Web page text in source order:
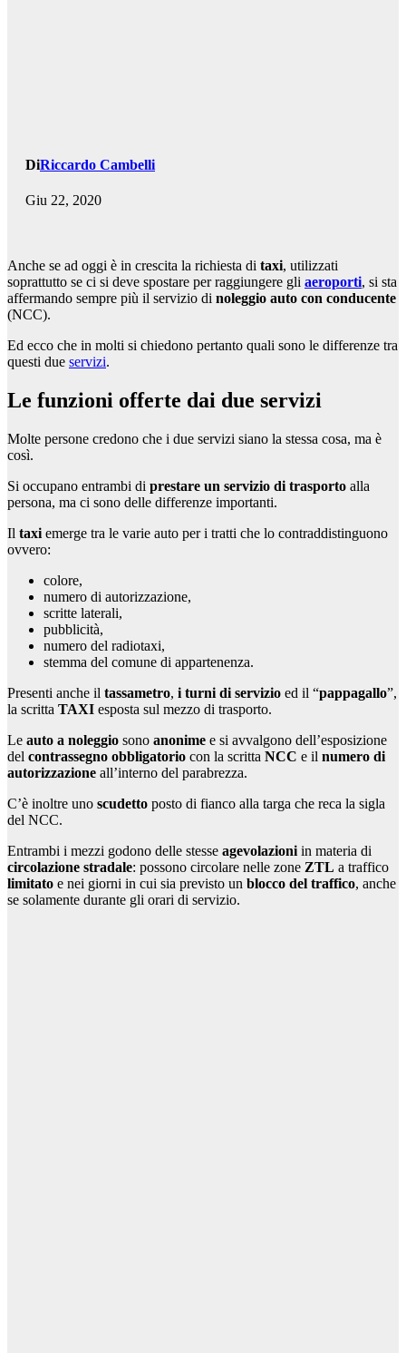
DiRiccardo Cambelli
Giu 22, 2020
Anche se ad oggi è in crescita la richiesta di taxi, utilizzati
soprattutto se ci si deve spostare per raggiungere gli aeroporti, si sta
affermando sempre più il servizio di noleggio auto con conducente
(NCC).
Ed ecco che in molti si chiedono pertanto quali sono le differenze tra
questi due servizi.
Le funzioni offerte dai due servizi
Molte persone credono che i due servizi siano la stessa cosa, ma è
così.
Si occupano entrambi di prestare un servizio di trasporto alla
persona, ma ci sono delle differenze importanti.
Il taxi emerge tra le varie auto per i tratti che lo contraddistinguono
ovvero:
colore,
numero di autorizzazione,
scritte laterali,
pubblicità,
numero del radiotaxi,
stemma del comune di appartenenza.
Presenti anche il tassametro, i turni di servizio ed il “pappagallo”,
la scritta TAXI esposta sul mezzo di trasporto.
Le auto a noleggio sono anonime e si avvalgono dell’esposizione
del contrassegno obbligatorio con la scritta NCC e il numero di
autorizzazione all’interno del parabrezza.
C’è inoltre uno scudetto posto di fianco alla targa che reca la sigla
del NCC.
Entrambi i mezzi godono delle stesse agevolazioni in materia di
circolazione stradale: possono circolare nelle zone ZTL a traffico
limitato e nei giorni in cui sia previsto un blocco del traffico, anche
se solamente durante gli orari di servizio.